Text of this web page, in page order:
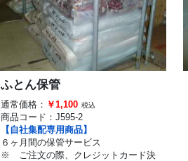
ふとん保管
通常価格： ￥1,100 税込
商品コード： J595-2
【自社集配専用商品】
６ヶ月間の保管サービス
※ ご注文の際、クレジットカード決